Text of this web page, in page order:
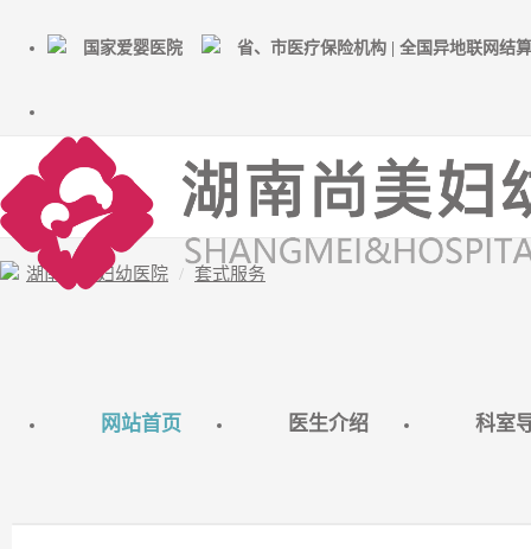
国家爱婴医院 省、市医疗保险机构 | 全国异地联网结
网站首页 医生介绍 科室
湖南尚美妇幼医院 套式服务